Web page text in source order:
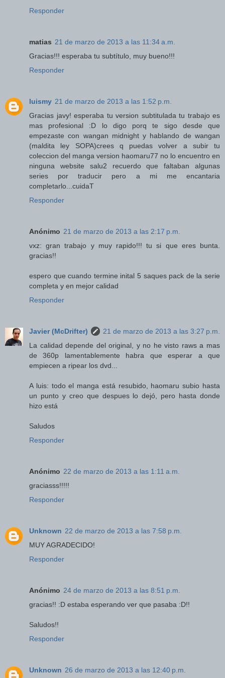
Responder
matias 21 de marzo de 2013 a las 11:34 a.m.
Gracias!!! esperaba tu subtítulo, muy bueno!!!
Responder
luismy 21 de marzo de 2013 a las 1:52 p.m.
Gracias javy! esperaba tu version subtitulada tu trabajo es
mas profesional :D lo digo porq te sigo desde que
empezaste con wangan midnight y hablando de wangan
(maldita ley SOPA)crees q puedas volver a subir tu
coleccion del manga version haomaru77 no lo encuentro en
ninguna website salu2 recuerdo que faltaban algunas
series por traducir pero a mi me encantaria
completarlo...cuidaT
Responder
Anónimo 21 de marzo de 2013 a las 2:17 p.m.
vxz: gran trabajo y muy rapido!!! tu si que eres bunta.
gracias!!
espero que cuando termine inital 5 saques pack de la serie
completa y en mejor calidad
Responder
Javier (McDrifter)
21 de marzo de 2013 a las 3:27 p.m.
La calidad depende del original, y no he visto raws a mas
de 360p lamentablemente habra que esperar a que
empiecen a ripear los dvd...
A luis: todo el manga está resubido, haomaru subio hasta
un punto y creo que despues lo dejó, pero hasta donde
hizo está
Saludos
Responder
Anónimo 22 de marzo de 2013 a las 1:11 a.m.
graciasss!!!!!
Responder
Unknown 22 de marzo de 2013 a las 7:58 p.m.
MUY AGRADECIDO!
Responder
Anónimo 24 de marzo de 2013 a las 8:51 p.m.
gracias!! :D estaba esperando ver que pasaba :D!!
Saludos!!
Responder
Unknown 26 de marzo de 2013 a las 12:40 p.m.